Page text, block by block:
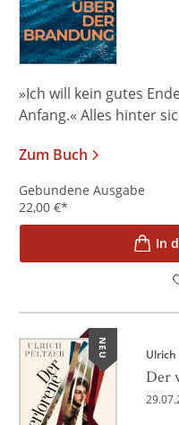
»Ich will kein gutes
Anfang.« Alles hinter
Zum Buch
Gebundene Ausgabe
22,00 €*
In
NEU Ulrich
Der